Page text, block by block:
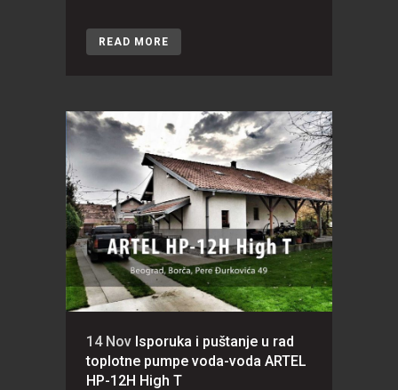
READ MORE
14 Nov Isporuka i puštanje u rad
toplotne pumpe voda-voda ARTEL
HP-12H High T